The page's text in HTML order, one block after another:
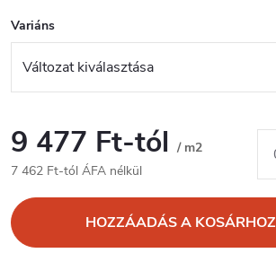
Variáns
9 477 Ft-tól / m2
7 462 Ft-tól ÁFA nélkül
HOZZÁADÁS A KOSÁRHOZ